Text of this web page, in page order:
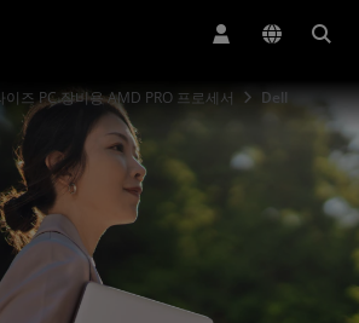
이즈 PC 장비용 AMD PRO 프로세서 Dell